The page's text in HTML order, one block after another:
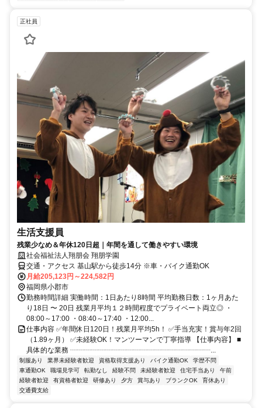
正社員
生活支援員
残業少なめ＆年休120日超｜年間を通して働きやすい環境
社会福祉法人翔朋会 翔朋学園
交通・アクセス 基山駅から徒歩14分 ※車・バイク通勤OK
月給205,123円～224,582円
福岡県小郡市
勤務時間詳細 実働時間：1日あたり8時間 平均勤務日数：1ヶ月あた
り18日 〜 20日 残業月平均１２時間程度でプライベート両立◎ ・
08:00～17:00 ・08:40～17:40 ・12:00...
仕事内容 ✅年間休日120日！残業月平均5h！ ✅手当充実！賞与年2回
（1.89ヶ月） ✅未経験OK！マンツーマンで丁寧指導 【仕事内容】 ■
具体的な業務 ┈┈┈┈┈┈┈┈┈┈┈┈┈┈┈┈┈┈┈┈...
制服あり 業界未経験者歓迎 資格取得支援あり バイク通勤OK
学歴不問
車通勤OK
職場見学可 転勤なし 経験不問 未経験者歓迎 住宅手当あり
午前
経験者歓迎
有資格者歓迎 研修あり 夕方 賞与あり ブランクOK
育休あり
交通費支給